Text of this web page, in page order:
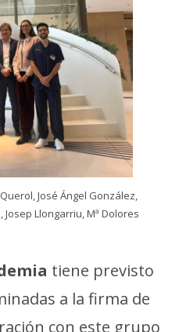
José Ángel González,
Llongarriu, Mª Dolores
tiene previsto
a la firma de
con este grupo